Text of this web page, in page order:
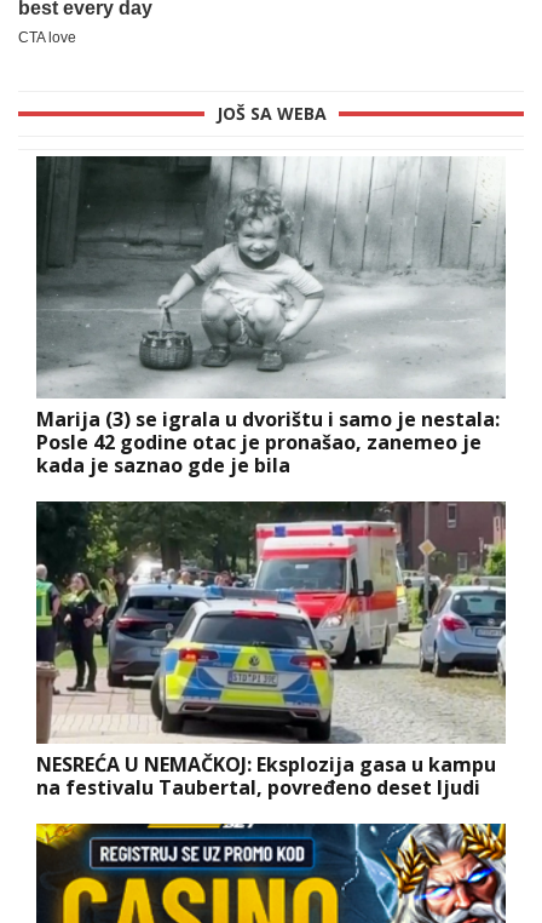
JOŠ SA WEBA
Marija (3) se igrala u dvorištu i samo je nestala:
Posle 42 godine otac je pronašao, zanemeo je
kada je saznao gde je bila
NESREĆA U NEMAČKOJ: Eksplozija gasa u kampu
na festivalu Taubertal, povređeno deset ljudi